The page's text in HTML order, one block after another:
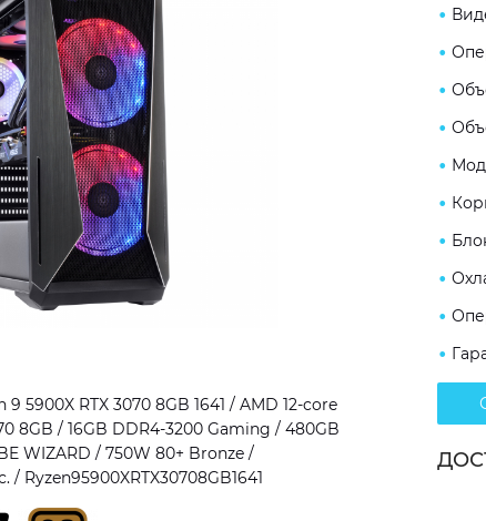
5900X RTX 3070 8GB 1641 / AMD 12-core
8GB / 16GB DDR4-3200 Gaming / 480GB
WIZARD / 750W 80+ Bronze /
Ryzen95900XRTX30708GB1641